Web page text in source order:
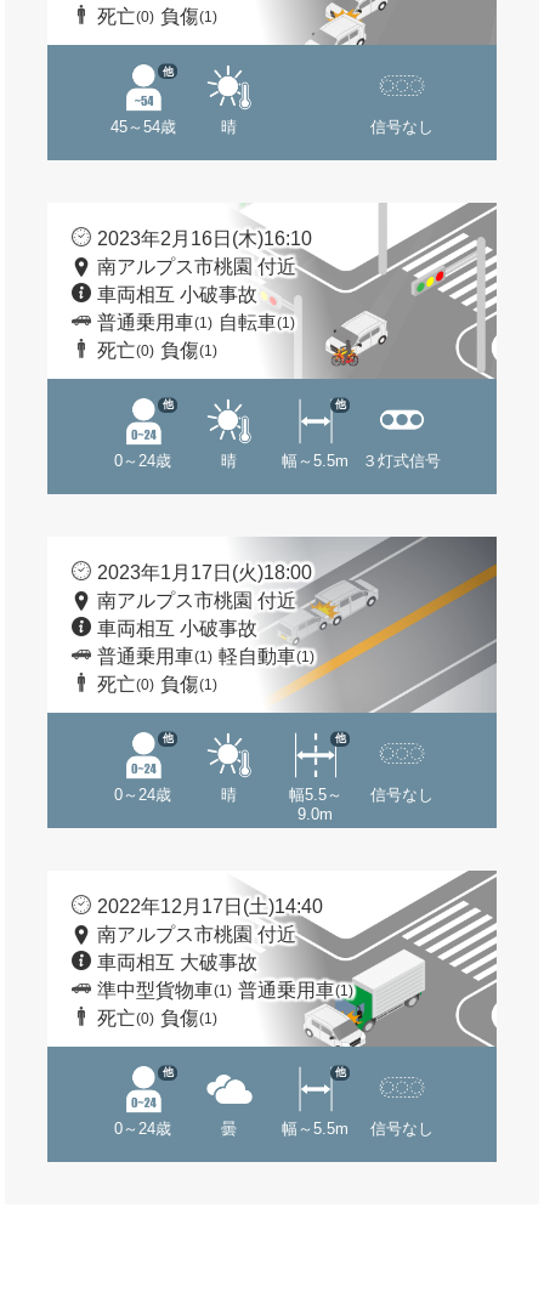
死亡(0) 負傷(1)
45～54歳
他
晴 信号なし
2023年2月16日(木)16:10
南アルプス市桃園 付近
車両相互 小破事故
普通乗用車(1) 自転車(1)
死亡(0) 負傷(1)
0～24歳
他
晴 幅～5.5m
他
３灯式信号
2023年1月17日(火)18:00
南アルプス市桃園 付近
車両相互 小破事故
普通乗用車(1) 軽自動車(1)
死亡(0) 負傷(1)
0～24歳
他
晴
幅5.5～
9.0m
他
信号なし
2022年12月17日(土)14:40
南アルプス市桃園 付近
車両相互 大破事故
準中型貨物車(1) 普通乗用車(1)
死亡(0) 負傷(1)
0～24歳
他
曇 幅～5.5m
他
信号なし